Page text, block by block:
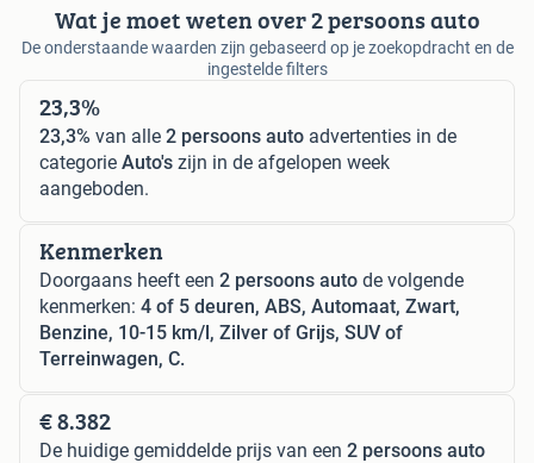
Wat je moet weten over 2 persoons auto
De onderstaande waarden zijn gebaseerd op je zoekopdracht en de
ingestelde filters
23,3%
23,3% van alle 2 persoons auto advertenties in de
categorie Auto's zijn in de afgelopen week
aangeboden.
Kenmerken
Doorgaans heeft een 2 persoons auto de volgende
kenmerken: 4 of 5 deuren, ABS, Automaat, Zwart,
Benzine, 10-15 km/l, Zilver of Grijs, SUV of
Terreinwagen, C.
€ 8.382
De huidige gemiddelde prijs van een 2 persoons auto